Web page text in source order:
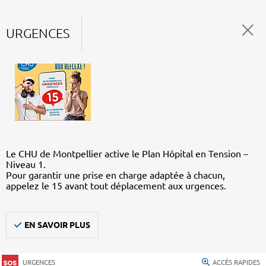
URGENCES
Le CHU de Montpellier active le Plan Hôpital en Tension –
Niveau 1.
Pour garantir une prise en charge adaptée à chacun,
appelez le 15 avant tout déplacement aux urgences.
EN SAVOIR PLUS
URGENCES ACCÈS RAPIDES